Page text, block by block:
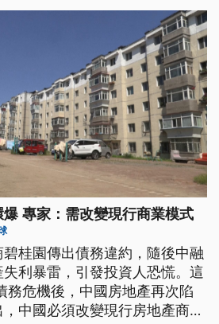
專家：需改變現行商業模式
桂園傳出債務違約，隨後中融
利暴雷，引發投資人恐慌。這
務危機後，中國房地產再次陷
中國必須改變現行房地產商業